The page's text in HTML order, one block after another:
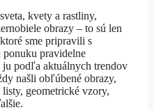
kvety a rastliny,
obrazy – to sú len
sme pripravili s
ponuku pravidelne
ju podľa aktuálnych trendov
našli obľúbené obrazy,
geometrické vzory,